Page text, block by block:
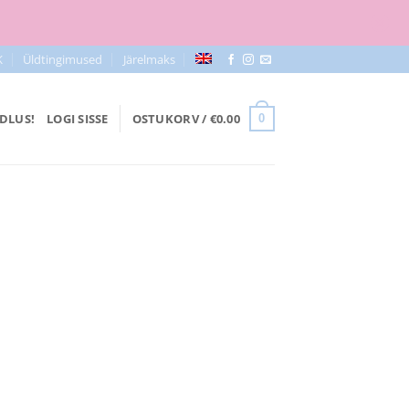
Üldtingimused Järelmaks
LOGI SISSE OSTUKORV / €0.00 0